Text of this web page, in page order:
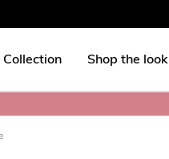
Collection Shop the look